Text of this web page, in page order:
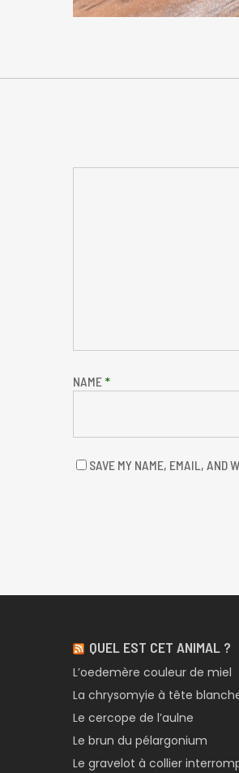
NAME *
SAVE MY NAME, EMAIL, AND
QUEL EST CET ANIMAL ?
L’oedemère couleur de miel
La chrysomyie à tête
Le cercope de l’aulne
Le brun du pélargonium
Le gravelot à collier